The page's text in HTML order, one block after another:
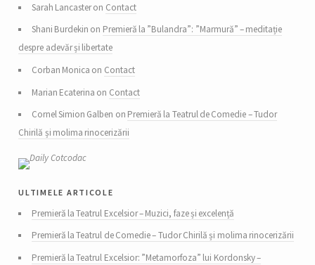
Sarah Lancaster on Contact
Shani Burdekin on Premieră la ”Bulandra”: ”Marmură” – meditație
despre adevăr și libertate
Corban Monica on Contact
Marian Ecaterina on Contact
Cornel Simion Galben on Premieră la Teatrul de Comedie – Tudor
Chirilă și molima rinocerizării
ultimele articole
Premieră la Teatrul Excelsior – Muzici, faze și excelență
Premieră la Teatrul de Comedie – Tudor Chirilă și molima rinocerizării
Premieră la Teatrul Excelsior: ”Metamorfoza” lui Kordonsky –